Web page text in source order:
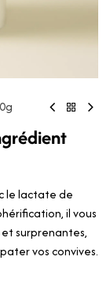
le lactate de
il vous
surprenantes,
vos convives.